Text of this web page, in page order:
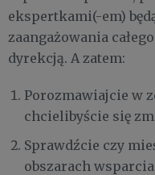
ekspertkami(-em)
zaangażowania
dyrekcją. A zatem:
Porozmawiajcie w
chcielibyście się
Sprawdźcie czy
obszarach